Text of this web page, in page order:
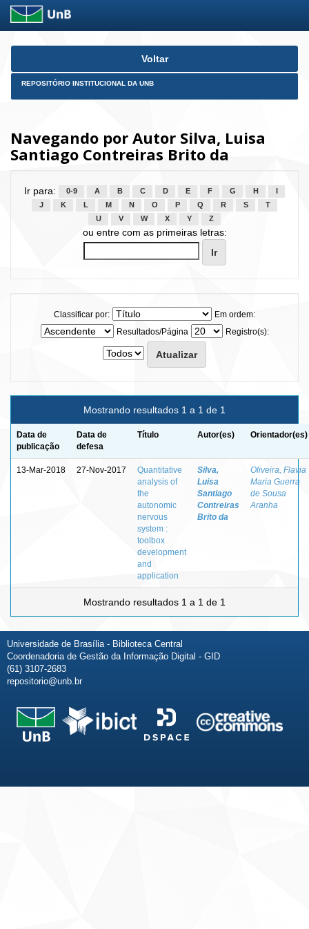
Skip
Voltar
REPOSITÓRIO INSTITUCIONAL DA UNB
Navegando por Autor Silva, Luisa
Santiago Contreiras Brito da
Ir para: 0-9 A B C D E F G H
J
K L M N O P Q R S
T
U
V W X Y Z
ou entre com as primeiras letras:
Classificar por:
Em ordem:
Resultados/Página
Registro(s):
Mostrando resultados 1 a 1 de 1
Data de
publicação
Data de
defesa
Título Autor(es) Orientador(es)
13-Mar-2018 27-Nov-2017
Quantitative
analysis of
the
autonomic
nervous
system :
toolbox
development
and
application
Silva,
Luisa
Santiago
Contreiras
Brito da
Oliveira, Flavia
Maria Guerra
de Sousa
Aranha
Mostrando resultados 1 a 1 de 1
Universidade de Brasília - Biblioteca Central
Coordenadoria de Gestão da Informação Digital - GID
(61) 3107-2683
repositorio@unb.br